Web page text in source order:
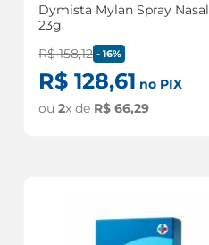
Dymista Mylan Spray Nasal
23g
R$ 158,12 -16%
R$ 128,61 no PIX
ou2x de R$ 66,29